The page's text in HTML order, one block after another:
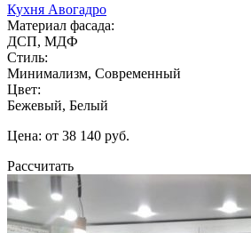
Кухня Авогадро
Материал фасада:
ДСП, МДФ
Стиль:
Минимализм, Современный
Цвет:
Бежевый, Белый
Цена: от 38 140 руб.
Рассчитать